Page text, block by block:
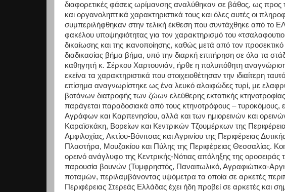
διαφορετικές φάσεις ωρίμανσης αναλύθηκαν σε βάθος, ως προς
και οργανοληπτικά χαρακτηριστικά τους και όλες αυτές οι
συμπεριλήφθηκαν στην τελική έκθεση που συντάχθηκε από
φακέλου υποψηφιότητας για τον χαρακτηρισμό του
δικαίωσης και της ικανοποίησης, καθώς μετά από τον
διαδικασίας βήμα βήμα, υπό την διαρκή επιτήρηση σε όλα τα
καθηγητή κ. Σέρκου Χαρτουνιάν, ήρθε η πολυπόθητη
εκείνα τα χαρακτηριστικά που στοιχειοθέτησαν την ιδιαίτερη
επίσημα αναγνωρίστηκε ως ένα λευκό αλοιφώδες τυρί, με
βοτάνων διατροφής των ζώων ελεύθερης εκτατικής
παράγεται παραδοσιακά από τους κτηνοτρόφους – τυροκόμους,
Αγράφων και Καρπενησίου, αλλά και των ημιορεινών και
Καραϊσκάκη, Βορείων και Κεντρικών Τζουμέρκων της
Αμφιλοχίας, Ακτίου-Βόνιτσας και Αγρινίου της Περιφέρειας
Πλαστήρα, Μουζακίου και Πύλης της Περιφέρειας Θεσσαλίας.
ορεινό ανάγλυφο της Κεντρικής-Νότιας απόληξης της οροσειράς
παρουσία βουνών (Τυμφρηστός, Παναιτωλικό, Αγραφιώτικα-
ποταμών, περιλαμβάνοντας υψόμετρα τα οποία σε αρκετές
Περιφέρειας Στερεάς Ελλάδας έχει ήδη προβεί σε αρκετές και